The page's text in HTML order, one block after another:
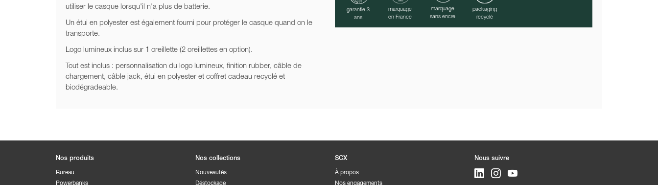
utiliser le casque lorsqu'il n'a plus de batterie.
Un étui en polyester est également fourni pour protéger le casque quand on le
transporte.
Logo lumineux inclus sur 1 oreillette (2 oreillettes en option).
Tout est inclus : personnalisation du logo lumineux, finition rubber, câble de
chargement, câble jack, étui en polyester et coffret cadeau recyclé et
biodégradeable.
garantie 3
ans
marquage
en France
marquage
sans encre
packaging
recyclé
Nos produits
Bureau
Powerbanks
Nos collections
Nouveautés
Déstockage
SCX
À propos
Nos engagements
Nous suivre